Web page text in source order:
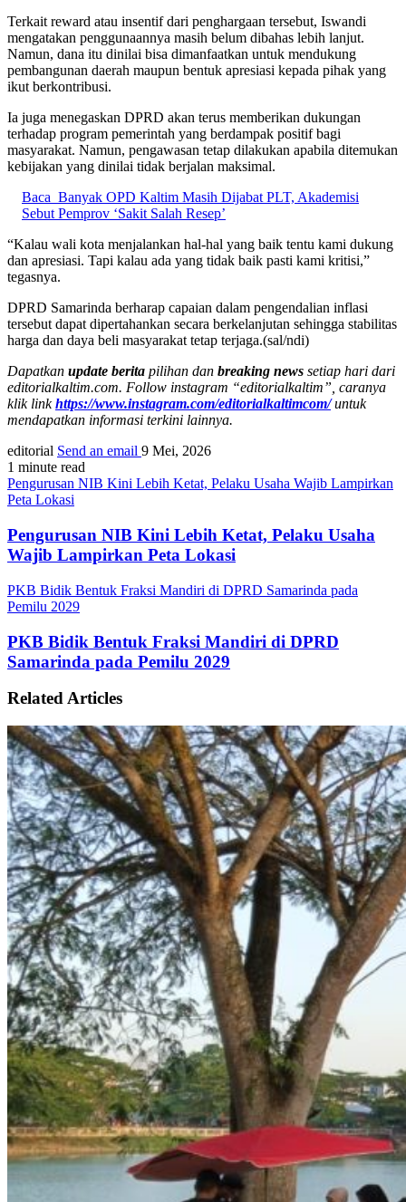
Terkait reward atau insentif dari penghargaan tersebut, Iswandi
mengatakan penggunaannya masih belum dibahas lebih lanjut.
Namun, dana itu dinilai bisa dimanfaatkan untuk mendukung
pembangunan daerah maupun bentuk apresiasi kepada pihak yang
ikut berkontribusi.
Ia juga menegaskan DPRD akan terus memberikan dukungan
terhadap program pemerintah yang berdampak positif bagi
masyarakat. Namun, pengawasan tetap dilakukan apabila ditemukan
kebijakan yang dinilai tidak berjalan maksimal.
Baca Banyak OPD Kaltim Masih Dijabat PLT, Akademisi
Sebut Pemprov ‘Sakit Salah Resep’
“Kalau wali kota menjalankan hal-hal yang baik tentu kami dukung
dan apresiasi. Tapi kalau ada yang tidak baik pasti kami kritisi,”
tegasnya.
DPRD Samarinda berharap capaian dalam pengendalian inflasi
tersebut dapat dipertahankan secara berkelanjutan sehingga stabilitas
harga dan daya beli masyarakat tetap terjaga.(sal/ndi)
Dapatkan update berita pilihan dan breaking news setiap hari dari
editorialkaltim.com. Follow instagram “editorialkaltim”, caranya
klik linkhttps://www.instagram.com/editorialkaltimcom/untuk
mendapatkan informasi terkini lainnya.
editorial Send an email 9 Mei, 2026
1 minute read
Pengurusan NIB Kini Lebih Ketat, Pelaku Usaha Wajib Lampirkan
Peta Lokasi
Pengurusan NIB Kini Lebih Ketat, Pelaku Usaha
Wajib Lampirkan Peta Lokasi
PKB Bidik Bentuk Fraksi Mandiri di DPRD Samarinda pada
Pemilu 2029
PKB Bidik Bentuk Fraksi Mandiri di DPRD
Samarinda pada Pemilu 2029
Related Articles